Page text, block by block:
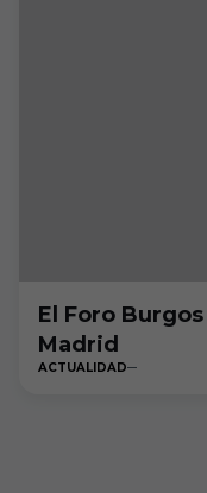
El Foro
Madrid
ACTUALIDAD